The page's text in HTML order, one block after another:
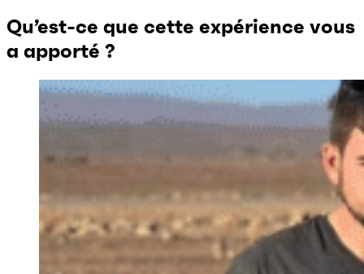
Qu’est-ce que cette expérience vous
a apporté ?